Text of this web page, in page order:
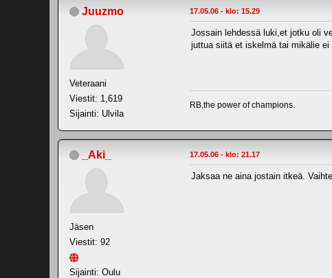
Juuzmo
Veteraani
Viestit: 1,619
Sijainti: Ulvila
17.05.06 - klo: 15.29
Jossain lehdessä luki,et jotku oli
juttua siitä et iskelmä tai mikälie ei
RB,the power of champions.
_Aki_
Jäsen
Viestit: 92
Sijainti: Oulu
17.05.06 - klo: 21.17
Jaksaa ne aina jostain itkeä.